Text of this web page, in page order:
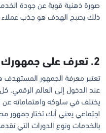
صورة ذهنية قوية عن جودة
ذلك يصبح الهدف هو جذب عملاء
2. تعرف على جمهورك المستهدف
تعتبر معرفة الجمهور المستهدف
عند الدخول إلى العالم الرقمي.
يختلف في سلوكه واهتماماته عن
اجتماعي يعني أنك تختار جمهور
بالخدمات ونوع الدورات التي